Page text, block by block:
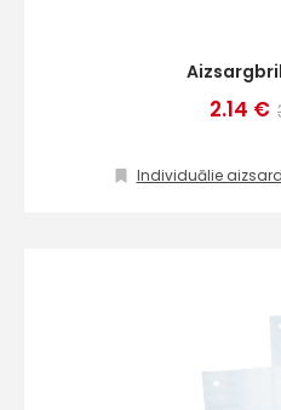
2.14 €
Individuālie